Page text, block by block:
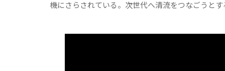
機にさらされている。次世代へ清流をつなごうとす